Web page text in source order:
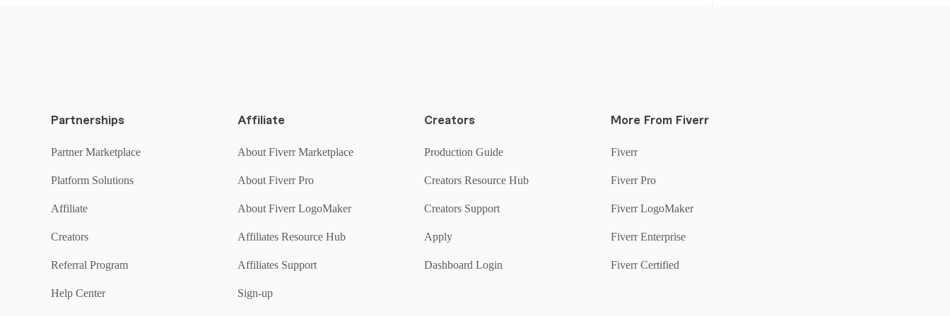
Partnerships
Partner Marketplace
Platform Solutions
Affiliate
Creators
Referral Program
Help Center
Affiliate
About Fiverr Marketplace
About Fiverr Pro
About Fiverr LogoMaker
Affiliates Resource Hub
Affiliates Support
Sign-up
Creators
Production Guide
Creators Resource Hub
Creators Support
Apply
Dashboard Login
More From Fiverr
Fiverr
Fiverr Pro
Fiverr LogoMaker
Fiverr Enterprise
Fiverr Certified